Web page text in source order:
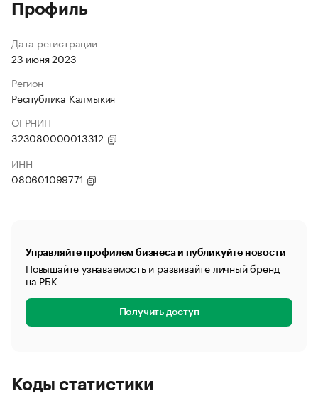
Профиль
Дата регистрации
23 июня 2023
Регион
Республика Калмыкия
ОГРНИП
323080000013312
ИНН
080601099771
Управляйте профилем бизнеса и публикуйте новости
Повышайте узнаваемость и развивайте личный бренд
на РБК
Получить доступ
Коды статистики